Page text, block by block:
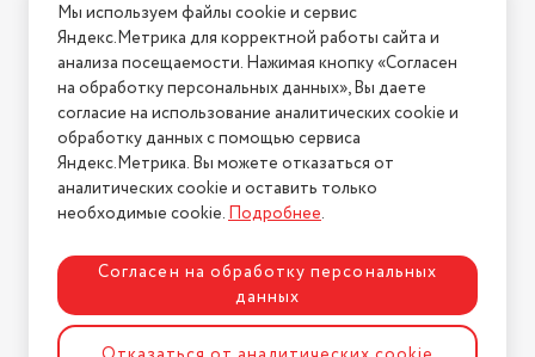
Условия возврата
Нашли ошибку на сайте? Напишите нам
2026 © Интернет-магазин "АстМаркет". У нас есть всё!
Политика конфиденциальности
Разработка сайтаASTDESIGN
Мы используем файлы cookie и сервис
Яндекс.Метрика для корректной работы сайта и
анализа посещаемости. Нажимая кнопку «Согласен
на обработку персональных данных», Вы даете
согласие на использование аналитических cookie и
обработку данных с помощью сервиса
Яндекс.Метрика. Вы можете отказаться от
аналитических cookie и оставить только
необходимые cookie.Подробнее.
Согласен на обработку персональных
данных